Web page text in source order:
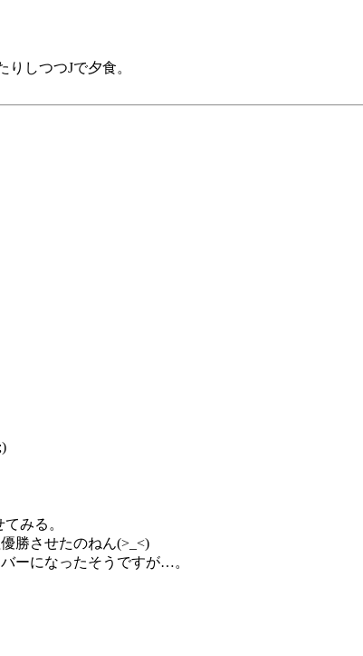
しつつJで夕食。
みる。
勝させたのねん(>_<)
ーになったそうですが…。